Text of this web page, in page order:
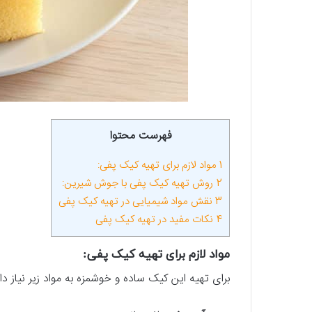
فهرست محتوا
1 مواد لازم برای تهیه کیک پفی:
2 روش تهیه کیک پفی با جوش شیرین:
3 نقش مواد شیمیایی در تهیه کیک پفی
4 نکات مفید در تهیه کیک پفی
مواد لازم برای تهیه کیک پفی:
برای تهیه این کیک ساده و خوشمزه به مواد زیر نیاز